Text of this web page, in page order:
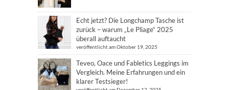
Echt jetzt? Die Longchamp Tasche ist
zurück – warum „Le Pliage“ 2025
überall auftaucht
veröffentlicht am Oktober 19, 2025
Teveo, Oace und Fabletics Leggings im
Vergleich. Meine Erfahrungen und ein
klarer Testsieger!